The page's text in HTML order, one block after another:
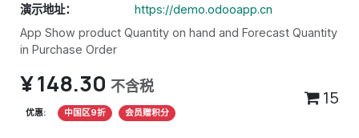
演示地址：
https://demo.odooapp.cn
App Show product Quantity on hand and Forecast Quantity
in Purchase Order
¥148.30 不含税
优惠: 中国区9折 会员赠积分
15